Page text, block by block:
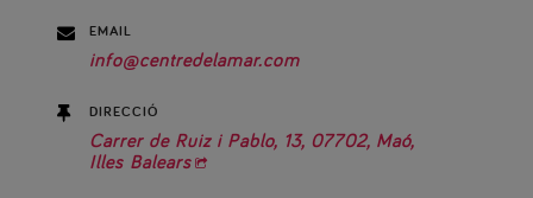
 EMAIL
info@centredelamar.com
 DIRECCIÓ
Carrer de Ruiz i Pablo, 13, 07702, Maó,
Illes Balears